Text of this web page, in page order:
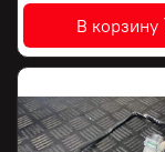
В корзину